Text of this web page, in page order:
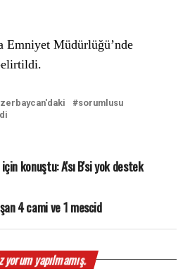
Emniyet Müdürlüğü’nde
sorumlusu
konuştu: A'sı B'si yok destek
4 cami ve 1 mescid
yorum yapılmamış.